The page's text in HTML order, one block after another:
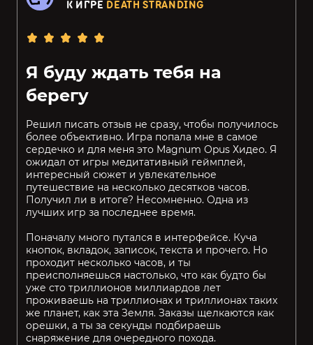
К ИГРЕ DEATH STRANDING
Я буду ждать тебя на
берегу
Решил писать отзыв не сразу, чтобы получилось
более объективно. Игра попала мне в самое
сердечко и для меня это Magnum Opus Хидео. Я
ожидал от игры медитативный геймплей,
интересный сюжет и увлекательное
путешествие на несколько десятков часов.
Получил ли в итоге? Несомненно. Одна из
лучших игр за последнее время.
Поначалу много путался в интерфейсе. Куча
кнопок, вкладок, записок, текста и прочего. Но
проходит несколько часов, и ты
преисполняешься настолько, что как будто бы
уже сто триллионов миллиардов лет
проживаешь на триллионах и триллионах таких
же планет, как эта Земля. Заказы щелкаются как
орешки, а ты за секунды подбираешь
снаряжение для очередного похода.